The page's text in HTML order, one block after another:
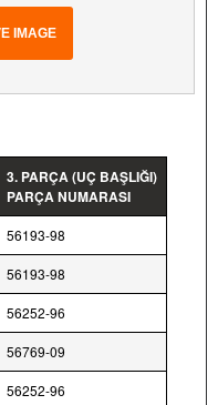
IMAGE
3. PARÇA (UÇ BAŞLIĞI)
PARÇA NUMARASI
56193-98
56193-98
56252-96
56769-09
56252-96